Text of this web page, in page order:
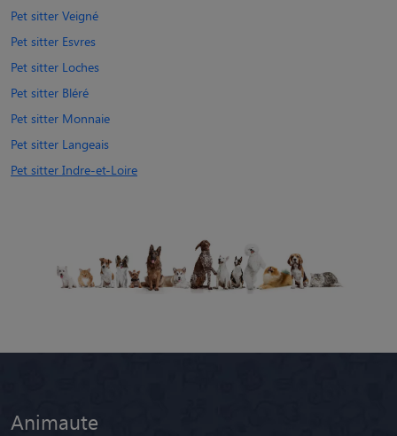
Pet sitter Veigné
Pet sitter Esvres
Pet sitter Loches
Pet sitter Bléré
Pet sitter Monnaie
Pet sitter Langeais
Pet sitter Indre-et-Loire
Animaute